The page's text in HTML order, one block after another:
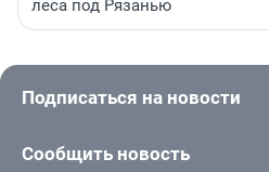
леса под Рязанью
Подписаться на новости
Сообщить новость